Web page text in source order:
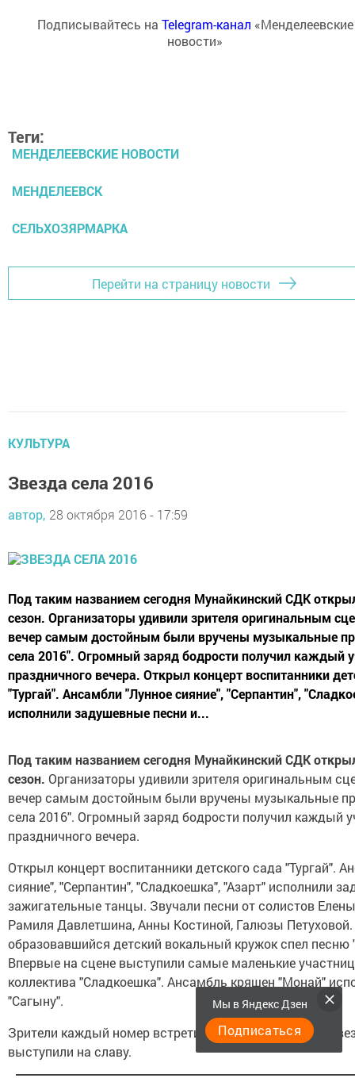
Подписывайтесь на Telegram-канал «Менделеевские
новости»
Теги:
МЕНДЕЛЕЕВСКИЕ НОВОСТИ
МЕНДЕЛЕЕВСК
СЕЛЬХОЗЯРМАРКА
Перейти на страницу новости
КУЛЬТУРА
Звезда села 2016
автор, 28 октября 2016 - 17:59
Под таким названием сегодня Мунайкинский СДК
сезон. Организаторы удивили зрителя оригинальным
вечер самым достойным были вручены музыкальные
села 2016". Огромный заряд бодрости получил каждый
праздничного вечера. Открыл концерт воспитанники
"Тургай". Ансамбли "Лунное сияние", "Серпантин",
исполнили задушевные песни и...
Под таким названием сегодня Мунайкинский СДК
сезон. Организаторы удивили зрителя оригинальным
вечер самым достойным были вручены музыкальные
села 2016". Огромный заряд бодрости получил каждый
праздничного вечера.
Открыл концерт воспитанники детского сада "Тургай".
сияние", "Серпантин", "Сладкоешка", "Азарт" исполнили
зажигательные танцы. Звучали песни от солистов
Рамиля Давлетшина, Анны Костиной, Галюзы
образовавшийся детский вокальный кружок спел песню
Впервые на сцене выступили самые маленькие
коллектива "Сладкоешка". Ансамбль кряшен "Монай"
"Сагыну".
Зрители каждый номер встретили аплодисментами.
выступили на славу.
Мы в Яндекс Дзен
Подписаться